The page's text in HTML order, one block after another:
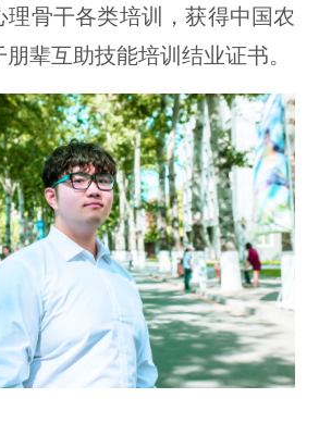
理骨干各类培训，获得中国农
辈互助技能培训结业证书。